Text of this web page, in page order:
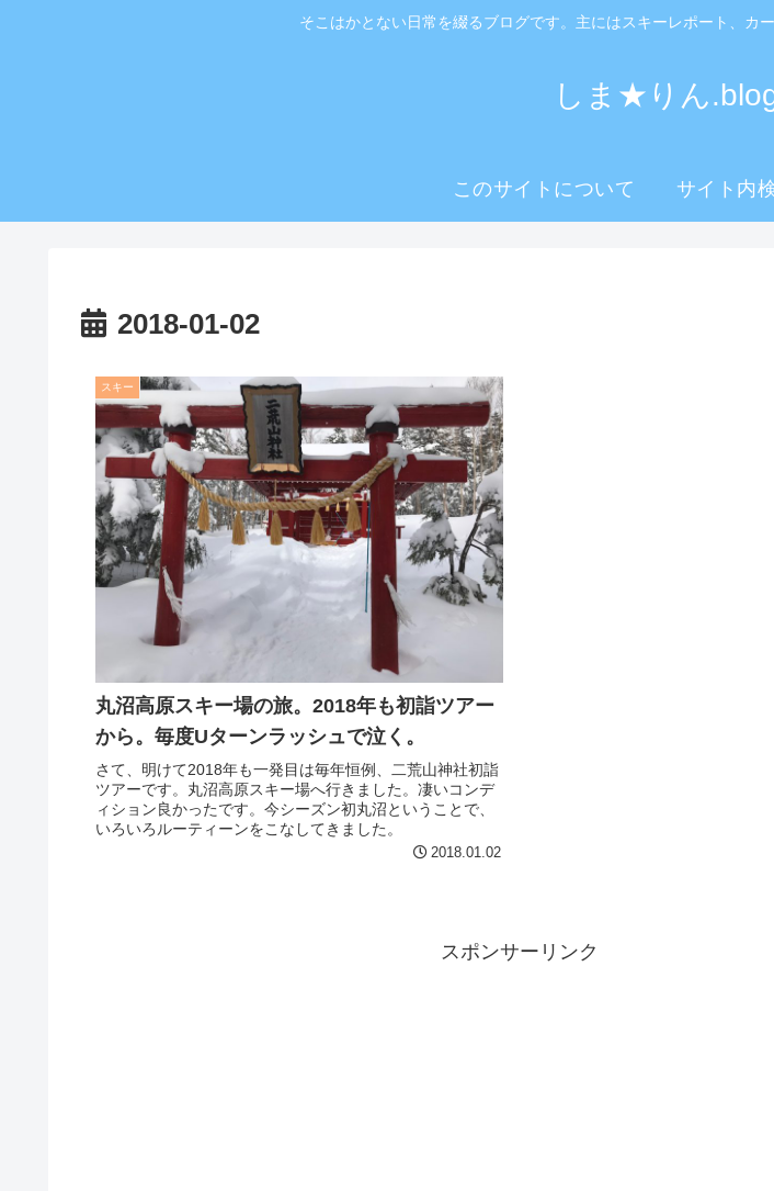
そこはかとない日常を綴るブログです。主にはスキーレポート、カ
しま★りん
このサイトについて サイト内
2018-01-02
スキー
丸沼高原スキー場の旅。2018年も初詣ツアー
から。毎度Uターンラッシュで泣く。
さて、明けて2018年も一発目は毎年恒例、二荒山神社初詣
ツアーです。丸沼高原スキー場へ行きました。凄いコンデ
ィション良かったです。今シーズン初丸沼ということで、
いろいろルーティーンをこなしてきました。
2018.01.02
スポンサーリンク